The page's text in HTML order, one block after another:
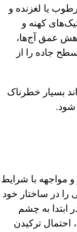
یا لغزنده و
کهنه و
عمق آج‌ها،
جاده را از
بسیار خطرناک
شود.
و مواجهه با شرایط
را در ساختار خود
ابتدا به چشم
احتمال ترکیدن